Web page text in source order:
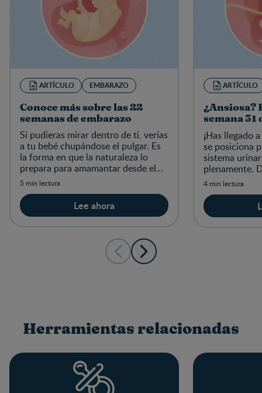
ARTÍCULO EMBARAZO
Conoce más sobre las 22
semanas de embarazo
Si pudieras mirar dentro de ti, verías
a tu bebé chupándose el pulgar. Es
la forma en que la naturaleza lo
prepara para amamantar desde el
nacimiento. Emociónate y lee más
5 min lectura
Lee ahora
ARTÍCULO
¿Ansiosa?
semana 31
¡Has llegado
se posiciona
sistema
plenamente.
de tu cuerpo
4 min lectura
Herramientas relacionadas